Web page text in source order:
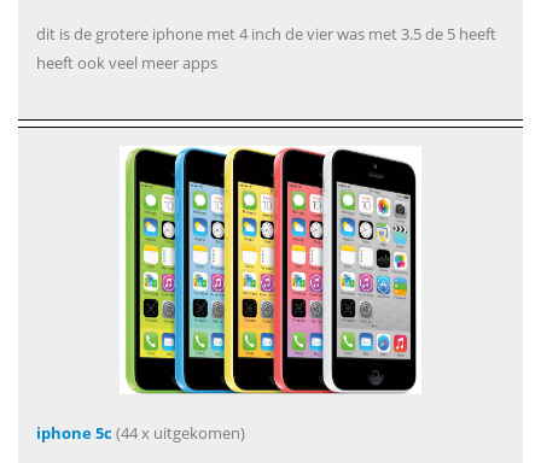
dit is de grotere iphone met 4 inch de vier was met 3.5 de 5 heeft
heeft ook veel meer apps
iphone 5c(44 x uitgekomen)